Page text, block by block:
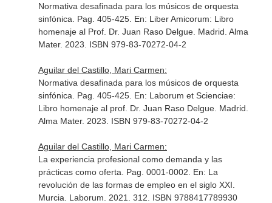
Normativa desafinada para los músicos de orquesta
sinfónica. Pag. 405-425. En: Liber Amicorum: Libro
homenaje al Prof. Dr. Juan Raso Delgue. Madrid. Alma
Mater. 2023. ISBN 979-83-70272-04-2
Aguilar del Castillo, Mari Carmen:
Normativa desafinada para los músicos de orquesta
sinfónica. Pag. 405-425. En: Laborum et Scienciae:
Libro homenaje al prof. Dr. Juan Raso Delgue. Madrid.
Alma Mater. 2023. ISBN 979-83-70272-04-2
Aguilar del Castillo, Mari Carmen:
La experiencia profesional como demanda y las
prácticas como oferta. Pag. 0001-0002. En: La
revolución de las formas de empleo en el siglo XXI
Murcia. Laborum. 2021. 312. ISBN 9788417789930